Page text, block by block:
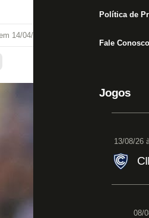
Política de
Fale Conosco
Jogos
13/08/26
08/
14/04/25 às 08:30